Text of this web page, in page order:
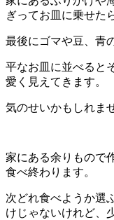
ぎってお皿に乗せた
最後にゴマや豆、青
平なお皿に並べると
愛く見えてきます。
気のせいかもしれま
家にある余りもので
食べ終わります。
次どれ食べようか選
けじゃないけれど、